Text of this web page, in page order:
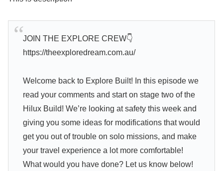
JOIN THE EXPLORE CREW👇
https://theexploredream.com.au/
Welcome back to Explore Built! In this episode we
read your comments and start on stage two of the
Hilux Build! We’re looking at safety this week and
giving you some ideas for modifications that would
get you out of trouble on solo missions, and make
your travel experience a lot more comfortable!
What would you have done? Let us know below!